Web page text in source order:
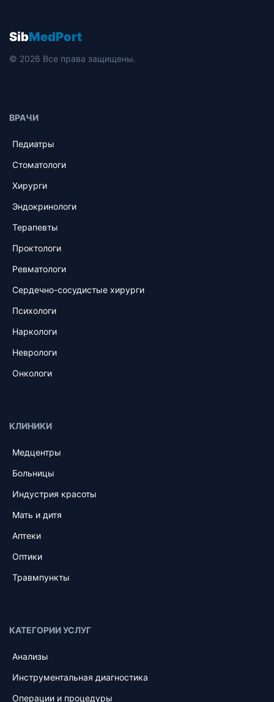
SibMedPort
© 2026 Все права защищены.
ВРАЧИ
Педиатры
Стоматологи
Хирурги
Эндокринологи
Терапевты
Проктологи
Ревматологи
Сердечно-сосудистые хирурги
Психологи
Наркологи
Неврологи
Онкологи
КЛИНИКИ
Медцентры
Больницы
Индустрия красоты
Мать и дитя
Аптеки
Оптики
Травмпункты
КАТЕГОРИИ УСЛУГ
Анализы
Инструментальная диагностика
Операции и процедуры